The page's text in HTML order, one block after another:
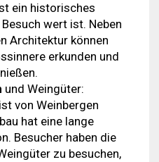
ein historisches
wert ist. Neben
Architektur können
erkunden und
und Weingüter:
von Weinbergen
hat eine lange
Besucher haben die
zu besuchen,